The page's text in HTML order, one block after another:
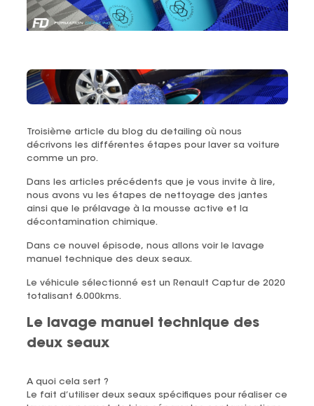
Troisième article du blog du detailing où nous
décrivons les différentes étapes pour laver sa voiture
comme un pro.
Dans les articles précédents que je vous invite à lire,
nous avons vu les étapes de nettoyage des jantes
ainsi que le prélavage à la mousse active et la
décontamination chimique.
Dans ce nouvel épisode, nous allons voir le lavage
manuel technique des deux seaux.
Le véhicule sélectionné est un Renault Captur de 2020
totalisant 6.000kms.
Le lavage manuel technique des
deux seaux
A quoi cela sert ?
Le fait d’utiliser deux seaux spécifiques pour réaliser ce